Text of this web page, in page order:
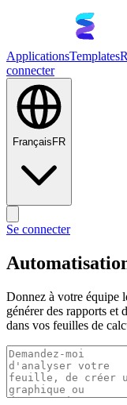
ApplicationsTemplates
connecter
Français FR
Se connecter
Donnez à votre équipe
générer des rapports et
dans vos feuilles de